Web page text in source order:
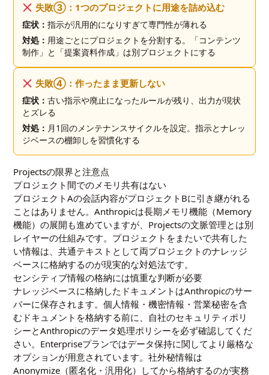
失敗③：1つのプロジェクトに用途を詰め込む
症状：指示が汎用的になりすぎて専門性が薄れる
対処： 用途ごとにプロジェクトを分割する。「コンテンツ
制作」と「提案資料作成」は別プロジェクトにする
失敗④：作ったまま更新しない
症状：古い指示や廃止になったルールが残り、出力が現状
とズレる
対処： 月1回のメンテナンスサイクルを設定。指示とナレッ
ジベースの棚卸しを習慣化する
Projectsの限界と注意点
プロジェクト間でのメモリ共有はない
プロジェクトAの会話内容がプロジェクトBに引き継がれる
ことはありません。Anthropicは長期メモリ機能（Memory
機能）の展開も進めていますが、Projectsの文脈管理とは別
レイヤーの仕組みです。プロジェクトをまたいで共有した
い情報は、共通テキストとして両プロジェクトのナレッジ
ベースに格納するのが現実的な対処法です。
センシティブ情報の格納には慎重な判断が必要
ナレッジベースに格納したドキュメントはAnthropicのサー
バーに保存されます。個人情報・機密情報・営業秘密を含
むドキュメントを格納する前に、自社のセキュリティポリ
シーとAnthropicのデータ処理ポリシーを必ず確認してくだ
さい。Enterpriseプランではデータ保持に関してより厳格な
オプションが用意されています。社外秘情報は
Anonymize（匿名化・汎用化）してから格納するのが実務